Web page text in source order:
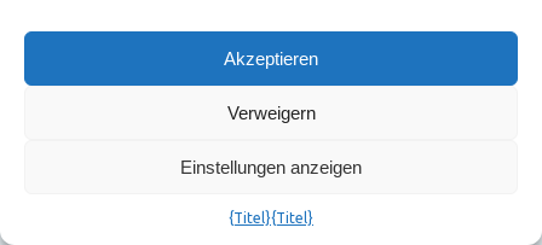
Akzeptieren
Verweigern
Einstellungen anzeigen
{Titel}{Titel}
Infor CPQ
Mit Infor Configure Price Quote (CPQ) können
Hersteller die Entwicklung, das Marketing, den Verkauf
automatisieren und so den Umsatz steigern und